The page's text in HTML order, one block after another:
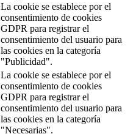
La cookie se establece por el
consentimiento de cookies
GDPR para registrar el
consentimiento del usuario para
las cookies en la categoría
"Publicidad".
La cookie se establece por el
consentimiento de cookies
GDPR para registrar el
consentimiento del usuario para
las cookies en la categoría
"Necesarias".